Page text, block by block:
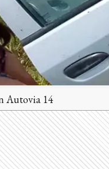
Autovia 14